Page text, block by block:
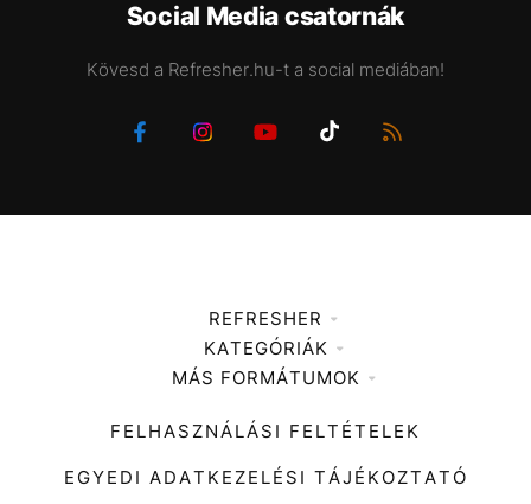
Social Media csatornák
Kövesd a Refresher.hu-t a social mediában!
REFRESHER
Médiaajánlat
KATEGÓRIÁK
Zene
Divat
Kultúra
MÁS FORMÁTUMOK
FELHASZNÁLÁSI FELTÉTELEK
EGYEDI ADATKEZELÉSI TÁJÉKOZTATÓ